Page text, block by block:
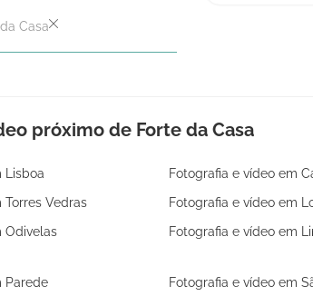
Casa
próximo de Forte da Casa
Lisboa Fotografia e vídeo em
Torres Vedras
Fotografia e vídeo em
Odivelas
Fotografia e vídeo em
Parede Fotografia e vídeo em